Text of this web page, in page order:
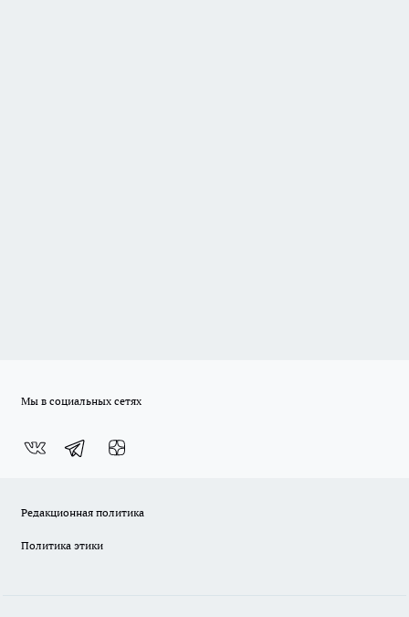
Мы в социальных сетях
Редакционная политика
Политика этики